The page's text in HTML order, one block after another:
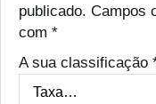
publicado. Campos
com *
A sua classificação